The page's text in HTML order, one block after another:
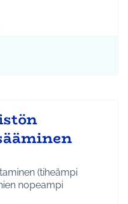
Kehittämisverkosto - Hyrylä
(tiheämpi
nopeampi